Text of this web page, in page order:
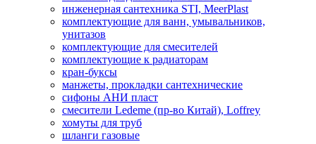
инженерная сантехника STI, MeerPlast
комплектующие для ванн, умывальников,
унитазов
комплектующие для смесителей
комплектующие к радиаторам
кран-буксы
манжеты, прокладки сантехнические
сифоны АНИ пласт
смесители Ledeme (пр-во Китай), Loffrey
хомуты для труб
шланги газовые